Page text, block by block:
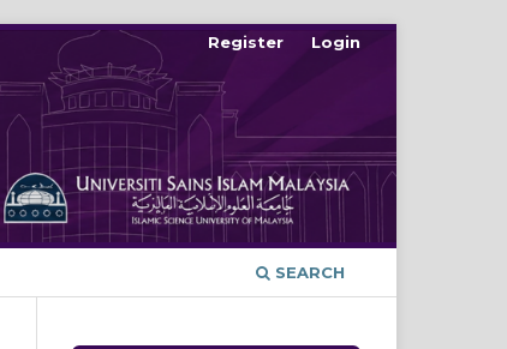
SEARCH
Register Login